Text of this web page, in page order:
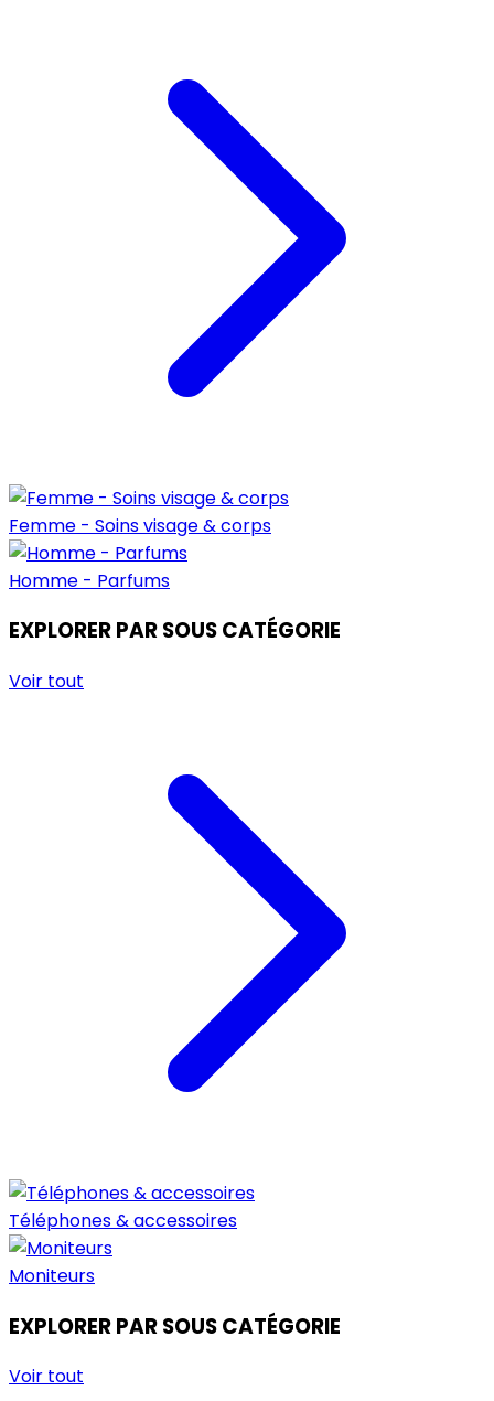
Femme - Soins visage & corps
Homme - Parfums
EXPLORER PAR SOUS CATÉGORIE
Voir tout
Téléphones & accessoires
Moniteurs
EXPLORER PAR SOUS CATÉGORIE
Voir tout